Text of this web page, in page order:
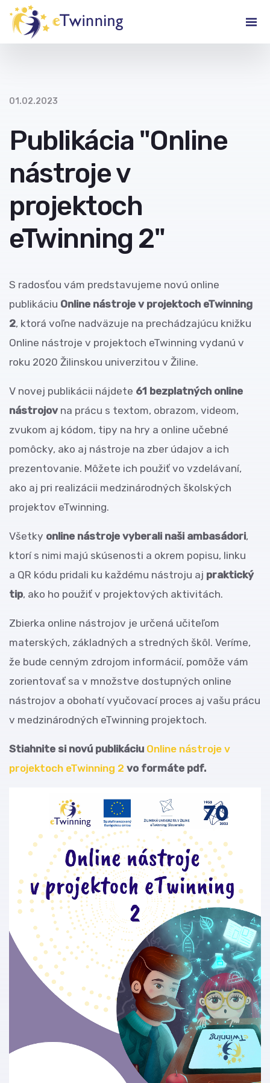
01.02.2023
Publikácia "Online
nástroje v
projektoch
eTwinning 2"
S radosťou vám predstavujeme novú online
publikáciu Online nástroje v projektoch eTwinning
2, ktorá voľne nadväzuje na prechádzajúcu knižku
Online nástroje v projektoch eTwinning vydanú v
roku 2020 Žilinskou univerzitou v Žiline.
V novej publikácii nájdete 61 bezplatných online
nástrojov na prácu s textom, obrazom, videom,
zvukom aj kódom, tipy na hry a online učebné
pomôcky, ako aj nástroje na zber údajov a ich
prezentovanie. Môžete ich použiť vo vzdelávaní,
ako aj pri realizácii medzinárodných školských
projektov eTwinning.
Všetky online nástroje vyberali naši ambasádori,
ktorí s nimi majú skúsenosti a okrem popisu, linku
a QR kódu pridali ku každému nástroju aj praktický
tip, ako ho použiť v projektových aktivitách.
Zbierka online nástrojov je určená učiteľom
materských, základných a stredných škôl. Veríme,
že bude cenným zdrojom informácií, pomôže vám
zorientovať sa v množstve dostupných online
nástrojov a obohatí vyučovací proces aj vašu prácu
v medzinárodných eTwinning projektoch.
Stiahnite si novú publikáciu Online nástroje v
projektoch eTwinning 2 vo formáte pdf.